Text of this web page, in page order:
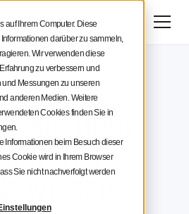
auf Ihrem Computer. Diese
darüber zu sammeln,
Wir verwenden diese
zu verbessern und
Messungen zu unseren
anderen Medien. Weitere
Cookies finden Sie in
Informationen beim Besuch dieser
Cookie wird in Ihrem Browser
Sie nicht nachverfolgt werden
Jetzt testen
Menü
Social Media Strategie
Tipps für Creatoren
für Unternehmen
September 3, 2021
2022Sie über
auf
wissen